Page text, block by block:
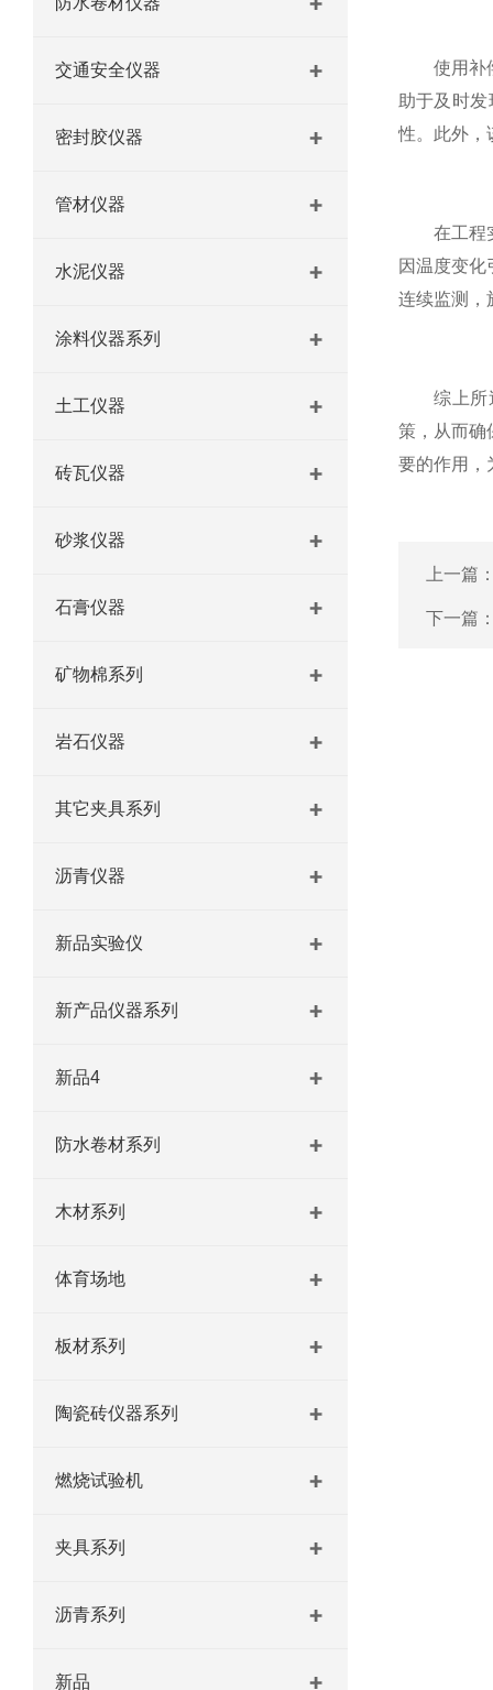
交通安全仪器
密封胶仪器
管材仪器
水泥仪器
涂料仪器系列
土工仪器
砖瓦仪器
砂浆仪器
石膏仪器
矿物棉系列
岩石仪器
其它夹具系列
沥青仪器
新品实验仪
新产品仪器系列
新品4
防水卷材系列
木材系列
体育场地
板材系列
陶瓷砖仪器系列
燃烧试验机
夹具系列
沥青系列
新品
使用补偿
助于及时
性。此外，
在工程实
因温度变
连续监测，
综上所述
策，从而确
要的作用，
上一篇
下一篇